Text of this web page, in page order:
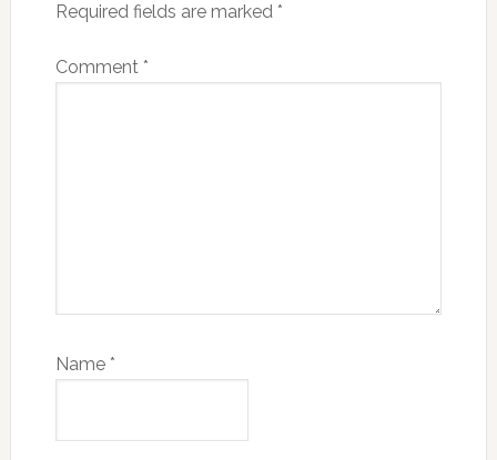
Required fields are marked *
Comment *
Name *